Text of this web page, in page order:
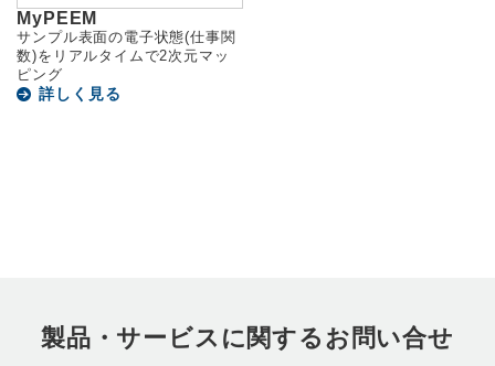
MyPEEM
サンプル表面の電子状態(仕事関
数)をリアルタイムで2次元マッ
ピング
詳しく見る
製品・サービスに関するお問い合せ